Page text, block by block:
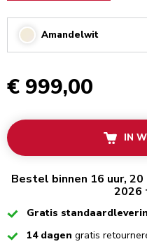
Amandelwit
€ 999,00
IN
Bestel binnen 16 uur,
2026
Checked
Gratis
Checked14 dagen gratis